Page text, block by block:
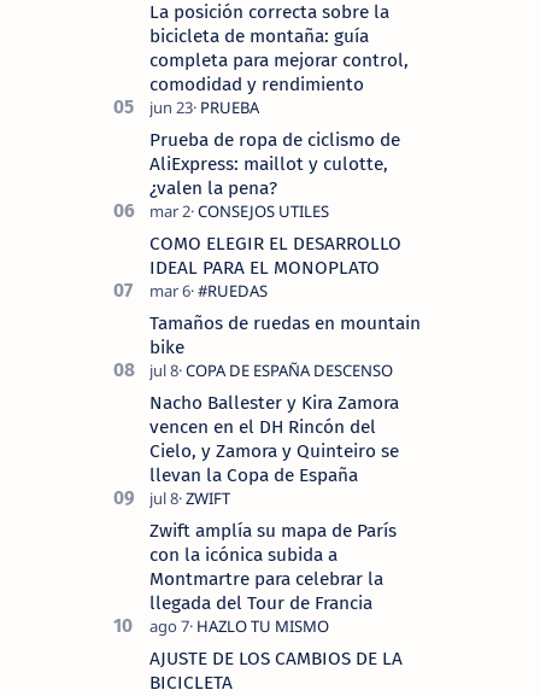
La posición correcta sobre la
bicicleta de montaña: guía
completa para mejorar control,
comodidad y rendimiento
Prueba de ropa de ciclismo de
AliExpress: maillot y culotte,
¿valen la pena?
COMO ELEGIR EL DESARROLLO
IDEAL PARA EL MONOPLATO
Tamaños de ruedas en mountain
bike
Nacho Ballester y Kira Zamora
vencen en el DH Rincón del
Cielo, y Zamora y Quinteiro se
llevan la Copa de España
Zwift amplía su mapa de París
con la icónica subida a
Montmartre para celebrar la
llegada del Tour de Francia
AJUSTE DE LOS CAMBIOS DE LA
BICICLETA